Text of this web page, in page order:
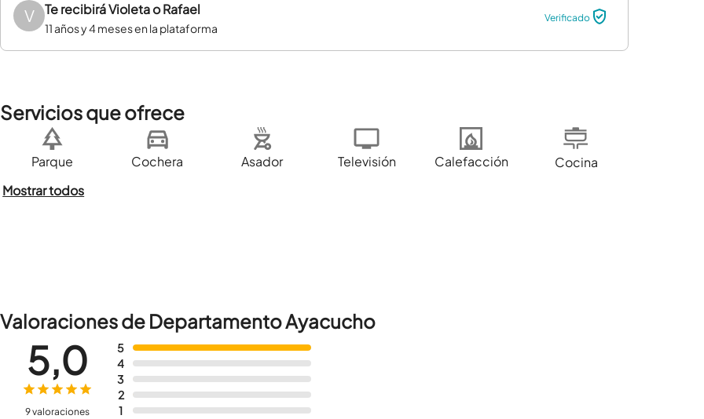
V Te recibiráVioleta o Rafael
11 años y 4 meses en la plataforma
Verificado
Servicios que ofrece
Parque Cochera Asador Televisión Calefacción
Cocina
Mostrar todos
Valoraciones de Departamento Ayacucho
5
4
3
2
1
5,0
9 valoraciones